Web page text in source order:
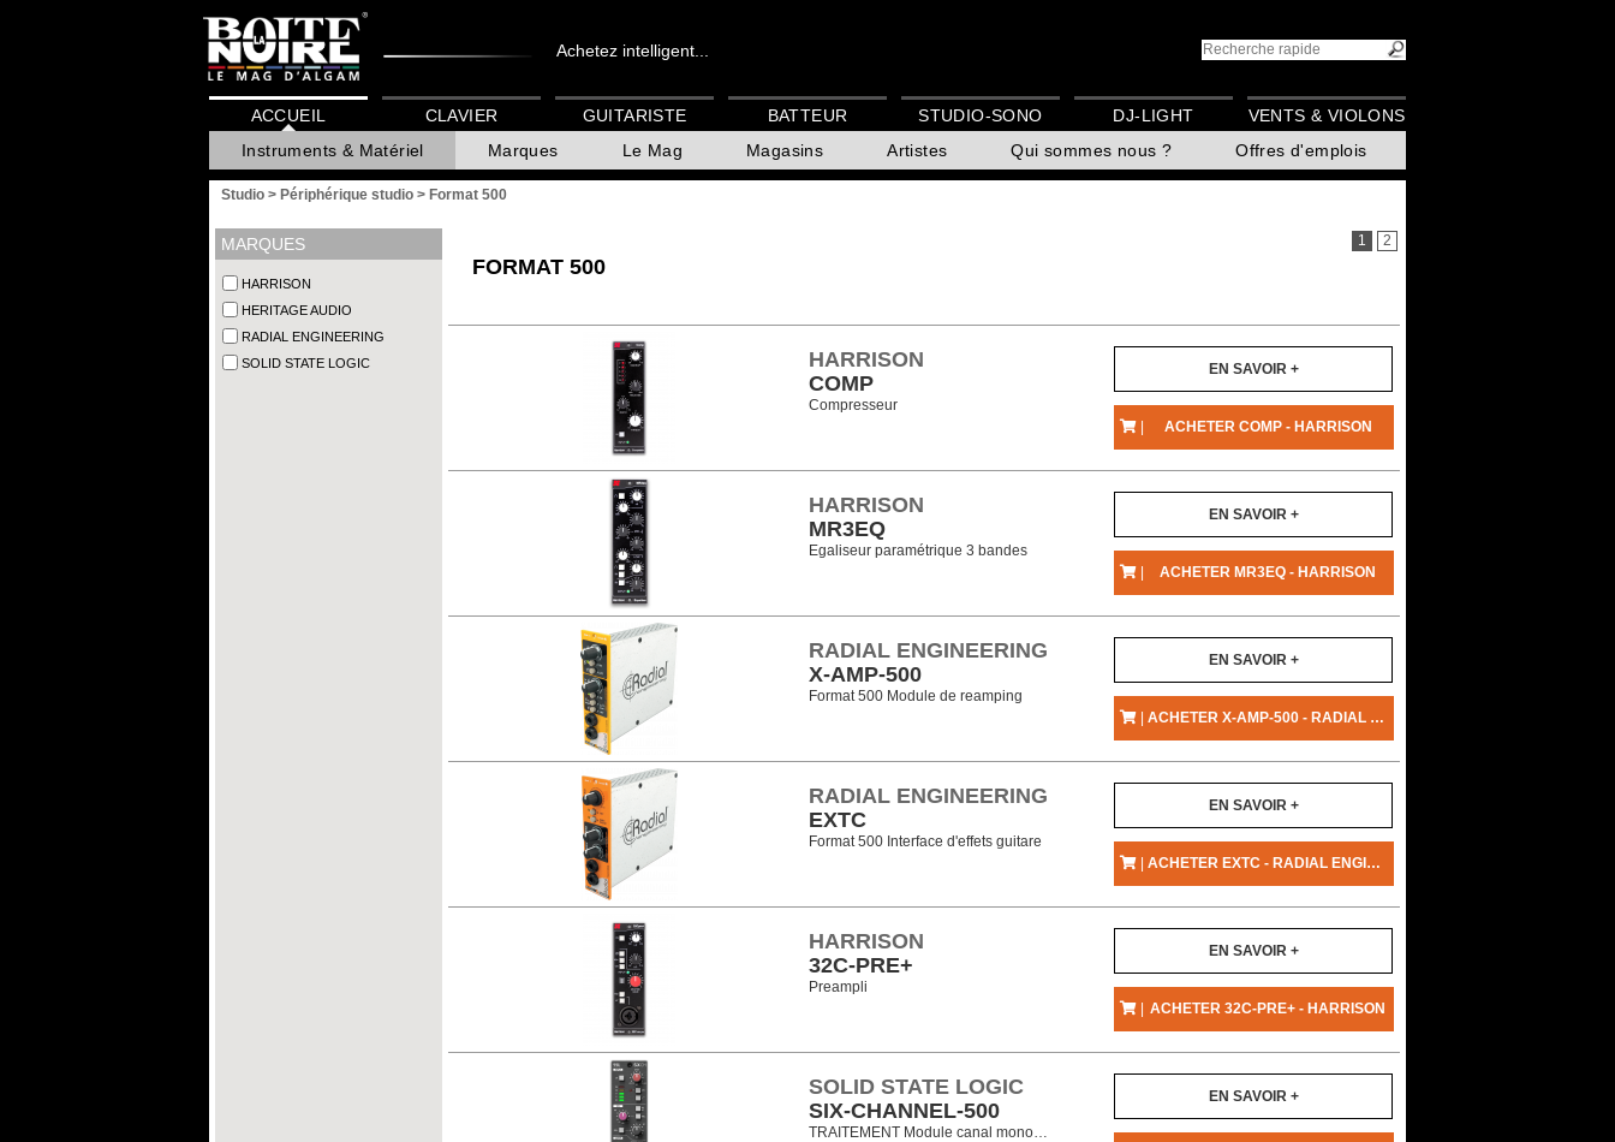
Achetez intelligent...
ACCUEIL
Instruments & Matériel
Marques Le Mag Magasins Artistes Qui sommes nous ? Offres d'emplois
CLAVIER GUITARISTE BATTEUR STUDIO-SONO DJ-LIGHT VENTS & VIOLONS
Studio > Périphérique studio > Format 500
MARQUES
HARRISON
HERITAGE AUDIO
RADIAL ENGINEERING
SOLID STATE LOGIC
1 2
FORMAT 500
HARRISON
COMP
Compresseur
EN SAVOIR +
| ACHETER COMP - HARRISON
HARRISON
MR3EQ
Egaliseur paramétrique 3 bandes
EN SAVOIR +
| ACHETER MR3EQ - HARRISON
RADIAL ENGINEERING
X-AMP-500
Format 500 Module de reamping
EN SAVOIR +
| ACHETER X-AMP-500 - RADIAL ENGINEERING
RADIAL ENGINEERING
EXTC
Format 500 Interface d'effets guitare
EN SAVOIR +
| ACHETER EXTC - RADIAL ENGINEERING
HARRISON
32C-PRE+
Preampli
EN SAVOIR +
| ACHETER 32C-PRE+ - HARRISON
SOLID STATE LOGIC
SIX-CHANNEL-500
TRAITEMENT Module canal mono…
EN SAVOIR +